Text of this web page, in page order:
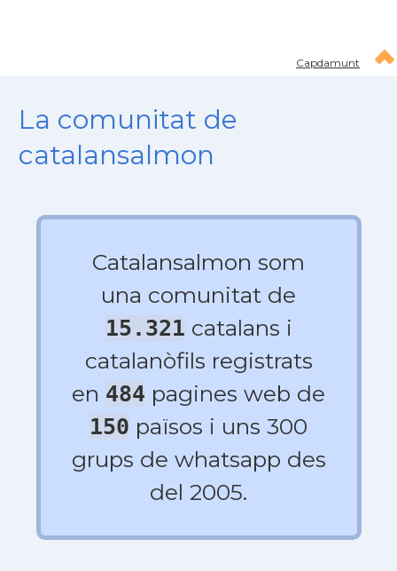
Capdamunt
La comunitat de
catalansalmon
Catalansalmon som
una comunitat de
15.321 catalans i
catalanòfils registrats
en 484 pagines web de
150 països i uns 300
grups de whatsapp des
del 2005.